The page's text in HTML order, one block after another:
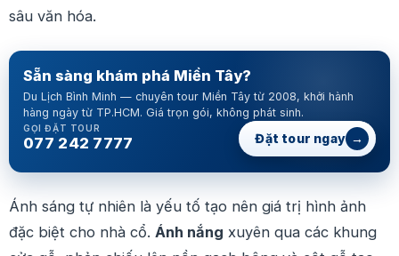
sâu văn hóa.
Sẵn sàng khám phá Miền Tây?
Du Lịch Bình Minh — chuyên tour Miền Tây từ 2008, khởi hành
hàng ngày từ TP.HCM. Giá trọn gói, không phát sinh.
GỌI ĐẶT TOUR
077 242 7777 Đặt tour ngay →
Ánh sáng tự nhiên là yếu tố tạo nên giá trị hình ảnh
đặc biệt cho nhà cổ. Ánh nắng xuyên qua các khung